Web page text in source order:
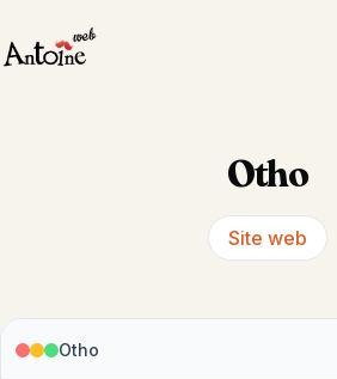
Otho
Site web
Otho